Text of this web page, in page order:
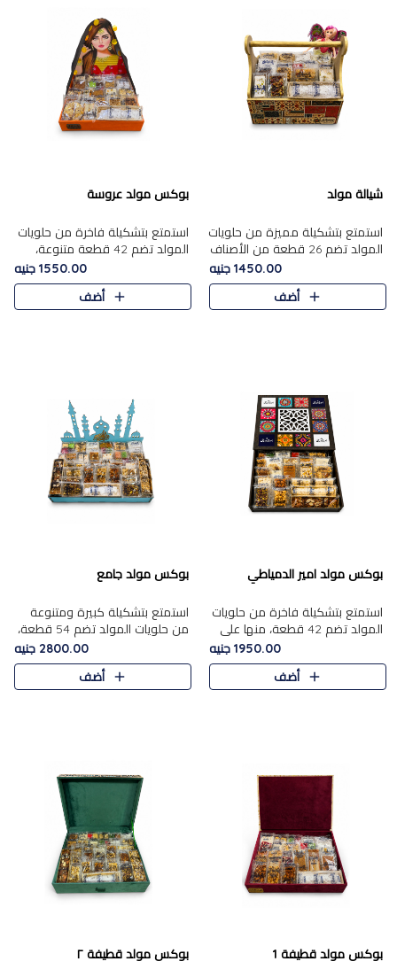
شيالة مولد
استمتع بتشكيلة مميزة من حلويات
المولد تضم 26 قطعة من الأصناف
الشرقية المتنوعة......1450.00 جنيه
أضف
بوكس مولد عروسة
استمتع بتشكيلة فاخرة من حلويات
المولد تضم 42 قطعة متنوعة،
1550.00 جنيه
أضف
بوكس مولد امير الدمياطي
استمتع بتشكيلة فاخرة من حلويات
المولد تضم 42 قطعة، منها علي
بابا بالمكسرات، الجزرية بالفول....
1950.00 جنيه
أضف
بوكس مولد جامع
استمتع بتشكيلة كبيرة ومتنوعة
من حلويات المولد تضم 54 قطعة،
منها الجزرية بالفول والبندق، علي
بابا بالمكسرات، الملبن.....
2800.00 جنيه
أضف
بوكس مولد قطيفة 1 بوكس مولد قطيفة ٢